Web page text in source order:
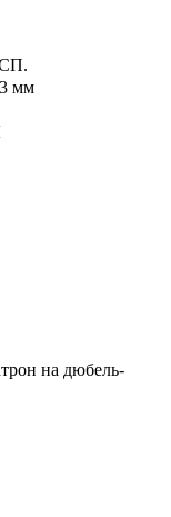
мм
на дюбель-